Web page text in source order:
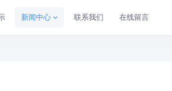
新闻中心 联系我们 在线留言